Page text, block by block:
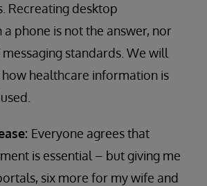
Recreating desktop
phone is not the answer, nor
standards. We will
healthcare information is
Everyone agrees that
is essential – but giving me
six more for my wife and